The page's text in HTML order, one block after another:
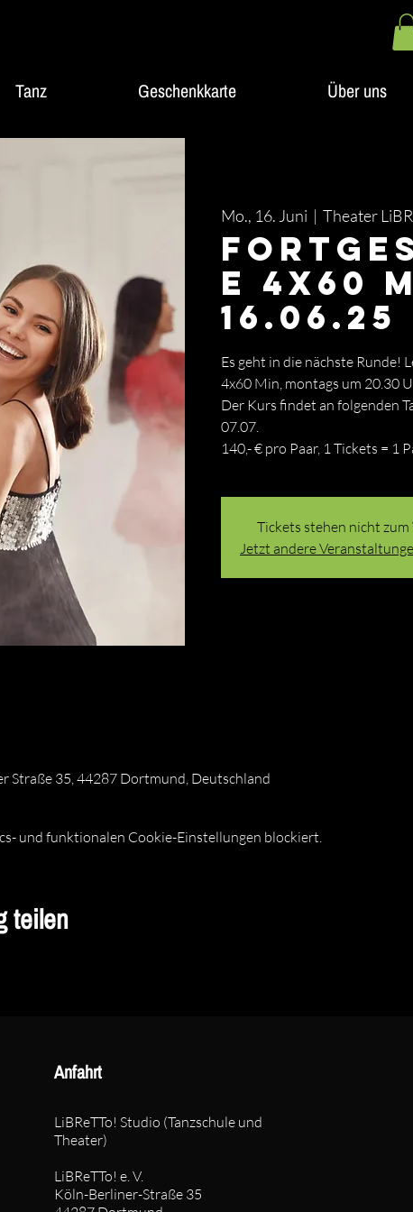
Tanz Geschenkkarte Über uns
Mo., 16. Juni
  |
Theater
e 4x60
16.06.25
Es geht in die nächste Runde!
4x60 Min, montags um 20.30
Der Kurs findet an folgenden
07.07.
140,- € pro Paar, 1 Tickets = 1
Tickets stehen nicht zum
Jetzt andere
Straße 35, 44287 Dortmund, Deutschland
und funktionalen Cookie-Einstellungen blockiert.
teilen
Anfahrt
LiBReTTo! Studio (Tanzschule und
Theater)
LiBReTTo! e. V.
Köln-Berliner-Straße 35